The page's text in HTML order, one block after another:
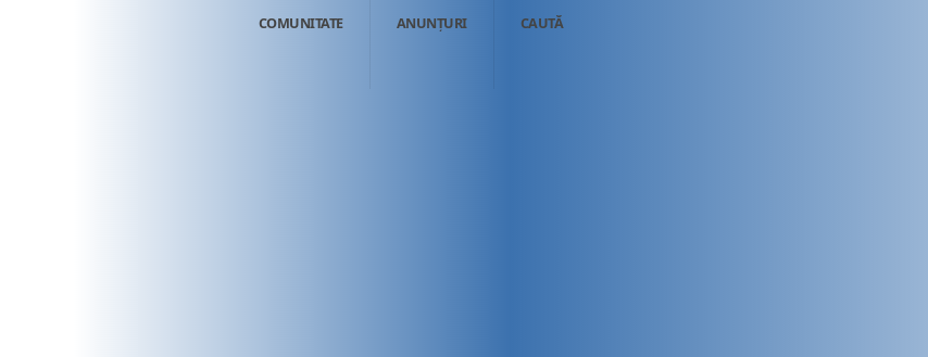
COMUNITATE ANUNȚURI CAUTĂ